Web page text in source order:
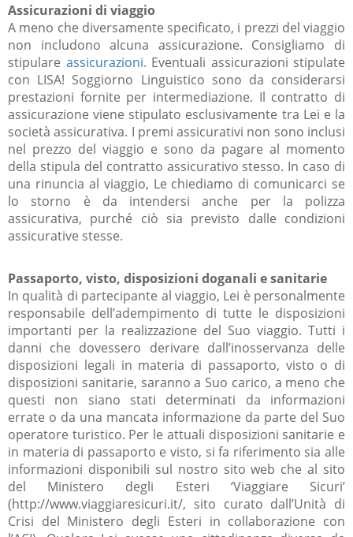
Assicurazioni di viaggio
A meno che diversamente specificato, i prezzi del viaggio
non includono alcuna assicurazione. Consigliamo di
stipulare assicurazioni. Eventuali assicurazioni stipulate
con LISA! Soggiorno Linguistico sono da considerarsi
prestazioni fornite per intermediazione. Il contratto di
assicurazione viene stipulato esclusivamente tra Lei e la
società assicurativa. I premi assicurativi non sono inclusi
nel prezzo del viaggio e sono da pagare al momento
della stipula del contratto assicurativo stesso. In caso di
una rinuncia al viaggio, Le chiediamo di comunicarci se
lo storno è da intendersi anche per la polizza
assicurativa, purché ciò sia previsto dalle condizioni
assicurative stesse.
Passaporto, visto, disposizioni doganali e sanitarie
In qualità di partecipante al viaggio, Lei è personalmente
responsabile dell’adempimento di tutte le disposizioni
importanti per la realizzazione del Suo viaggio. Tutti i
danni che dovessero derivare dall’inosservanza delle
disposizioni legali in materia di passaporto, visto o di
disposizioni sanitarie, saranno a Suo carico, a meno che
questi non siano stati determinati da informazioni
errate o da una mancata informazione da parte del Suo
operatore turistico. Per le attuali disposizioni sanitarie e
in materia di passaporto e visto, si fa riferimento sia alle
informazioni disponibili sul nostro sito web che al sito
del Ministero degli Esteri ‘Viaggiare Sicuri’
(http://www.viaggiaresicuri.it/, sito curato dall’Unità di
Crisi del Ministero degli Esteri in collaborazione con